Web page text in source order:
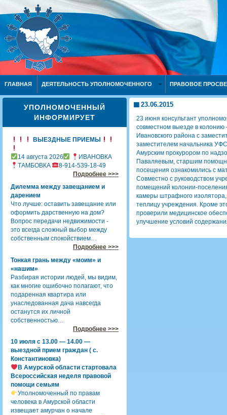
ГЛАВНАЯ ДЕЯТЕЛЬНОСТЬ УПОЛНОМОЧЕННОГО ПРАВОВОЕ
УПОЛНОМОЧЕННЫЙ
ИНФОРМИРУЕТ
ВЫЕЗДНЫЕ ПРИЕМЫ
14 августа 2026
ИВАНОВКА
ТАМБОВКА
8-914-539-18-49
Подробнее >>>
Дилемма между завещанием и
дарением
Что лучше: оставить завещание или
оформить дарственную на дом?
Вопрос передачи недвижимости -
это всегда сложный выбор между
собственным спокойствием…
Подробнее >>>
Тонкая грань между «моим» и
«нашим»
Разбирая истории людей, мы видим,
как многие ошибочно полагают, что
подаренная квартира или
унаследованная дача навсегда
останутся их личной
собственностью…
Подробнее >>>
10 июля с 13.00 — 14.00 —
выездной прием граждан ( с.
Константиновка)
В Амурской области стартовала
Всероссийская неделя правовой
помощи семьям
Уполномоченный по правам
человека в Амурской области
извещает амурчан о начале
23.06.2015
23 июня консультант
совместном выезде в
Ивановского района с
заместителем начальника
Амурским прокурором по
Паваляевым, старшим
посещения ознакомились с
Совместно с руководством
помещений колонии-
камеры штрафного
теплицу учреждения. Кроме
проверили медицинское
улучшение условий